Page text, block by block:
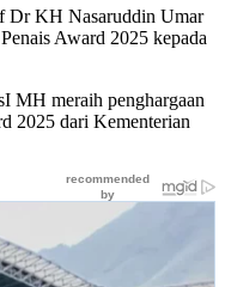
Dr KH Nasaruddin Umar
Award 2025 kepada
MH meraih penghargaan
2025 dari Kementerian